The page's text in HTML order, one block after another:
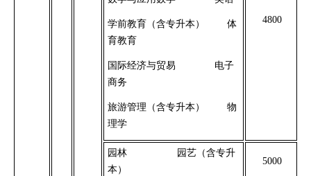
学前教育（含专升本）
体
育教育
国际经济与贸易
电子
商务
旅游管理（含专升本）
物
理学
4800
园林
园艺（含专升
本）
5000